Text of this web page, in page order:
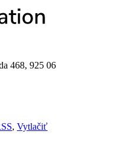
468, 925 06
, Vytlačiť